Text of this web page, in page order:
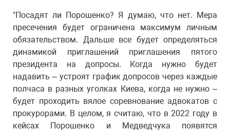
"Посадят ли Порошенко? Я думаю, что нет. Мера
пресечения будет ограничена максимум личным
обязательством. Дальше все будет определяться
динамикой приглашений приглашения пятого
президента на допросы. Когда нужно будет
надавить – устроят график допросов через каждые
полчаса в разных уголках Киева, когда не нужно –
будет проходить вялое соревнование адвокатов с
прокурорами. В целом, я считаю, что в 2022 году в
кейсах Порошенко и Медведчука появятся